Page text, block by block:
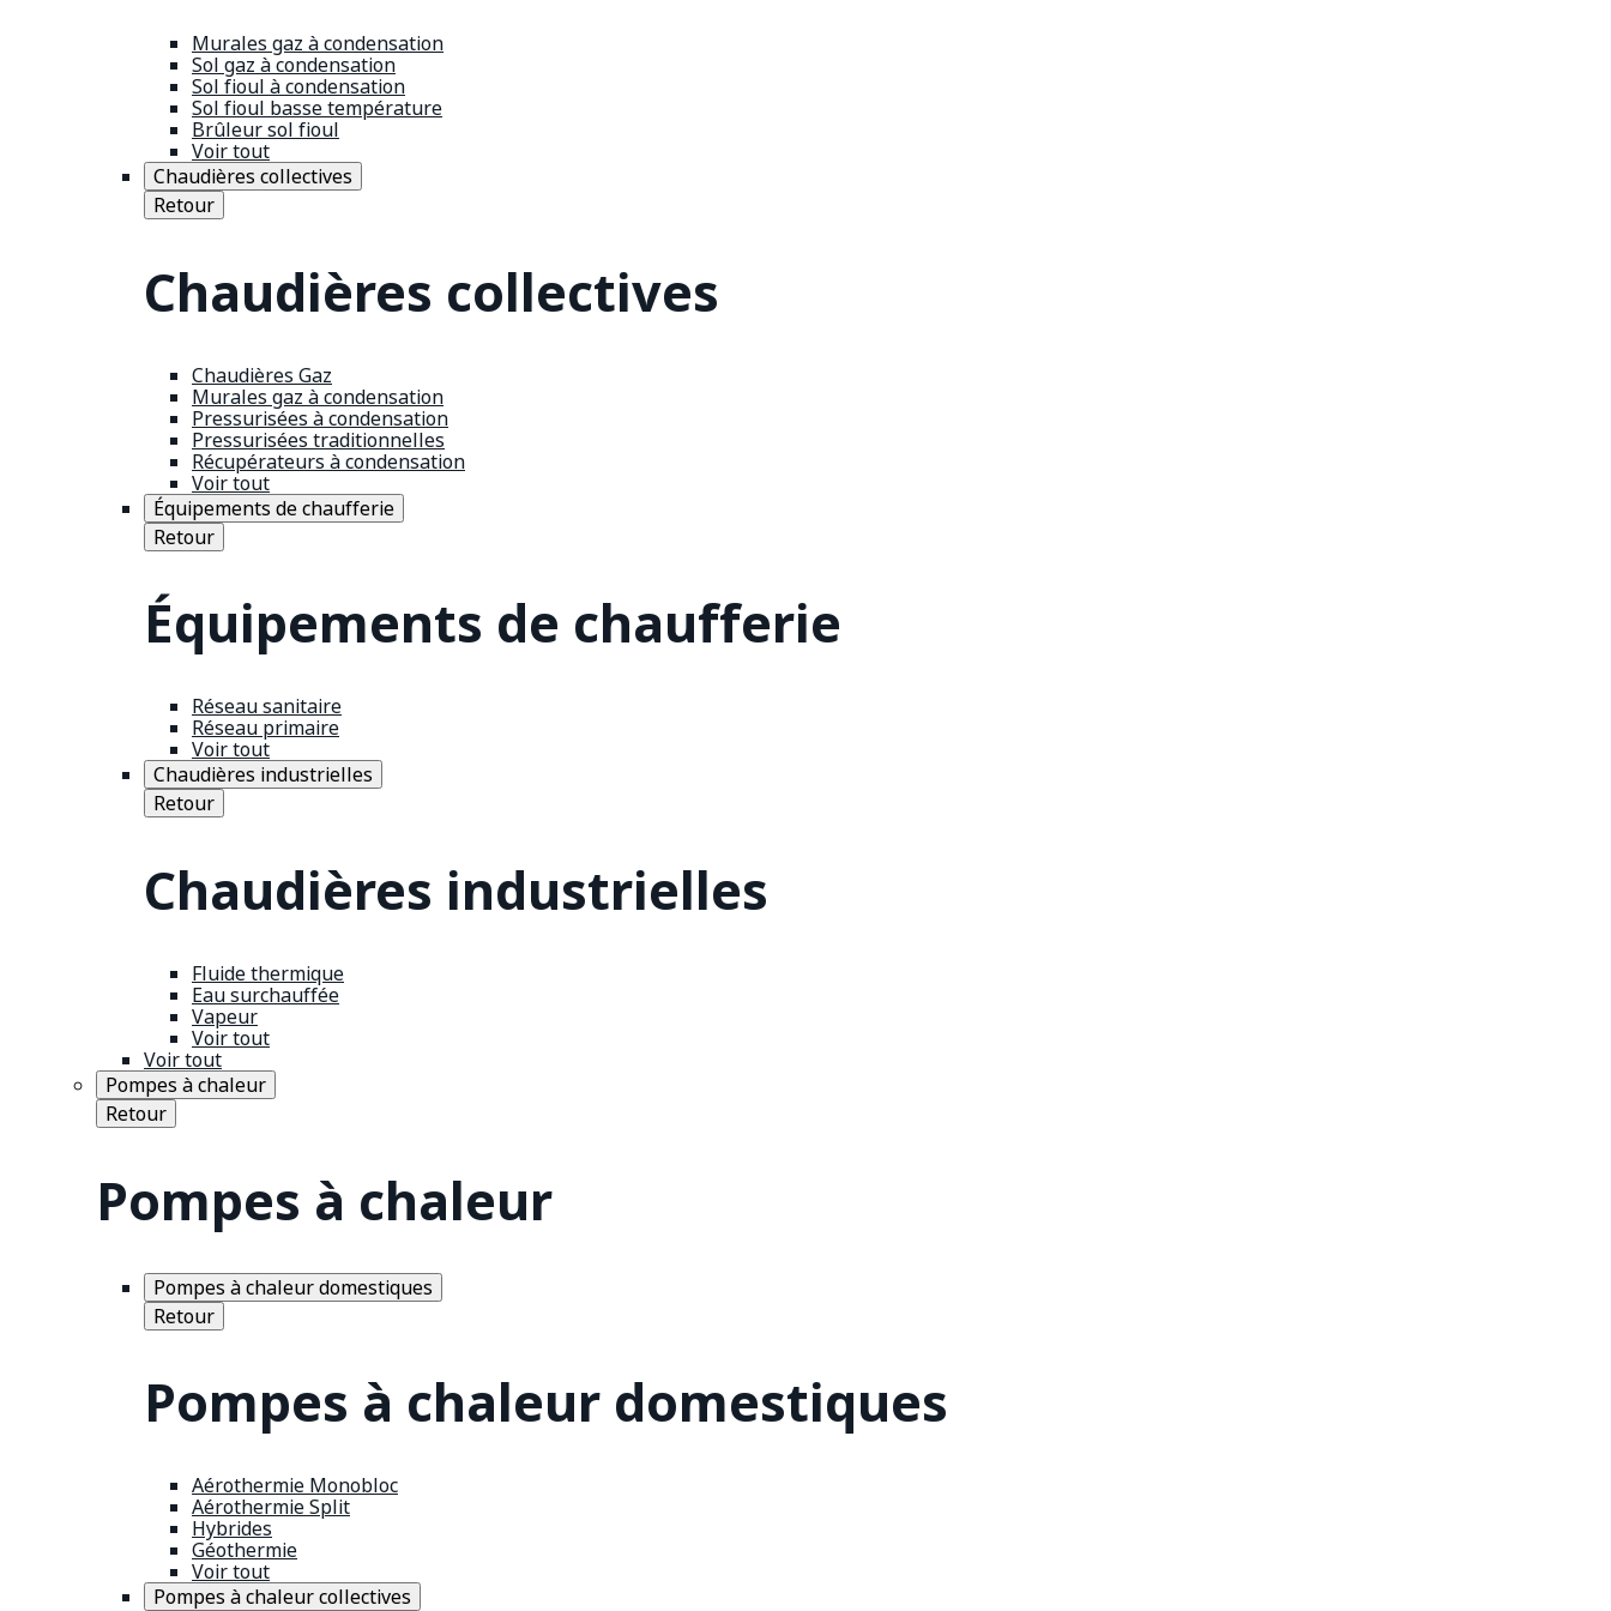
Murales gaz à condensation
Sol gaz à condensation
Sol fioul à condensation
Sol fioul basse température
Brûleur sol fioul
Voir tout
Chaudières collectives
Retour
Chaudières collectives
Chaudières Gaz
Murales gaz à condensation
Pressurisées à condensation
Pressurisées traditionnelles
Récupérateurs à condensation
Voir tout
Équipements de chaufferie
Retour
Équipements de chaufferie
Réseau sanitaire
Réseau primaire
Voir tout
Chaudières industrielles
Retour
Chaudières industrielles
Fluide thermique
Eau surchauffée
Vapeur
Voir tout
Voir tout
Pompes à chaleur
Retour
Pompes à chaleur
Pompes à chaleur domestiques
Retour
Pompes à chaleur domestiques
Aérothermie Monobloc
Aérothermie Split
Hybrides
Géothermie
Voir tout
Pompes à chaleur collectives